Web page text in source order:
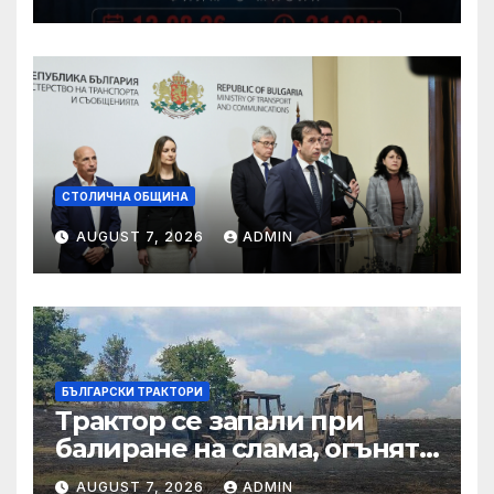
младежта във Варна
СТОЛИЧНА ОБЩИНА
AUGUST 7, 2026 ADMIN
БЪЛГАРСКИ ТРАКТОРИ
Трактор се запали при
балиране на слама, огънят
засегна гора – Новини
AUGUST 7, 2026 ADMIN